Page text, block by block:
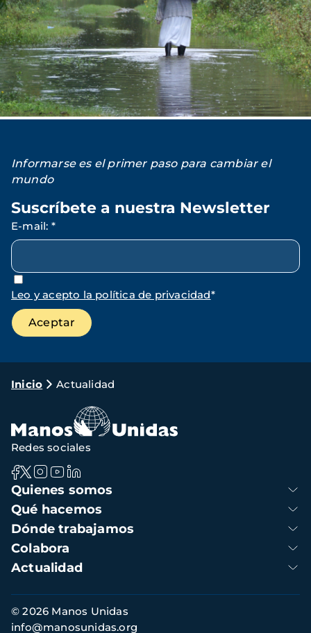
Informarse es el primer paso para cambiar el
mundo
Suscríbete a nuestra Newsletter
E-mail: *
Leo y acepto la política de privacidad*
Ruta
navegación
Inicio Actualidad
Navegación
principal
Quienes somos
Qué hacemos
Dónde trabajamos
Colabora
Actualidad
Redes sociales
Información
de
© 2026 Manos Unidas
info@manosunidas.org